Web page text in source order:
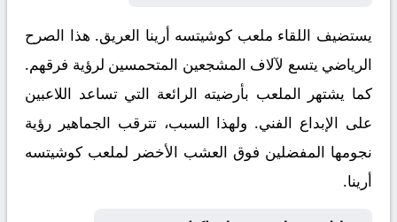
يستضيف اللقاء ملعب كوشيتسه أرينا العريق. هذا الصرح
الرياضي يتسع لآلاف المشجعين المتحمسين لرؤية فرقهم.
كما يشتهر الملعب بأرضيته الرائعة التي تساعد اللاعبين
على الإبداع الفني. ولهذا السبب، تترقب الجماهير رؤية
نجومها المفضلين فوق العشب الأخضر لملعب كوشيتسه
أرينا.